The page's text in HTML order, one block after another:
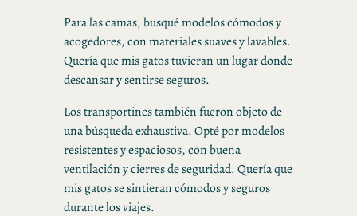
Para las camas, busqué modelos cómodos y
acogedores, con materiales suaves y lavables.
Quería que mis gatos tuvieran un lugar donde
descansar y sentirse seguros.
Los transportines también fueron objeto de
una búsqueda exhaustiva. Opté por modelos
resistentes y espaciosos, con buena
ventilación y cierres de seguridad. Quería que
mis gatos se sintieran cómodos y seguros
durante los viajes.